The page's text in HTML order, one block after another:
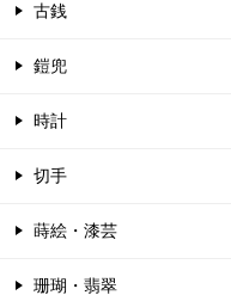
古銭
鎧兜
時計
切手
蒔絵・漆芸
珊瑚・翡翠